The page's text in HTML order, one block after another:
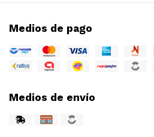
Medios de pago
Medios de envío